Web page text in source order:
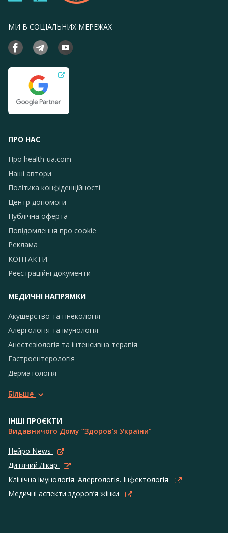
МИ В СОЦІАЛЬНИХ МЕРЕЖАХ
ПРО НАС
Про health-ua.com
Наші автори
Політика конфіденційності
Центр допомоги
Публічна оферта
Повідомлення про сookie
Реклама
КОНТАКТИ
Реєстраційні документи
МЕДИЧНІ НАПРЯМКИ
Акушерство та гінекологія
Алергологія та імунологія
Анестезіологія та інтенсивна терапія
Гастроентерологія
Дерматологія
Більше
ІНШІ ПРОЄКТИ
Видавничого Дому “Здоров’я України”
Нейро News
Дитячий Лікар
Клінічна імунологія. Алергологія. Інфектологія
Медичні аспекти здоров’я жінки